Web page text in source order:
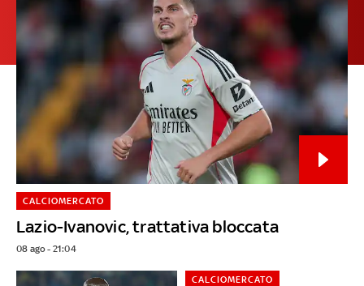
Lazio-Ivanovic, trattativa bloccata
CALCIOMERCATO
08 ago - 21:04
CALCIOMERCATO